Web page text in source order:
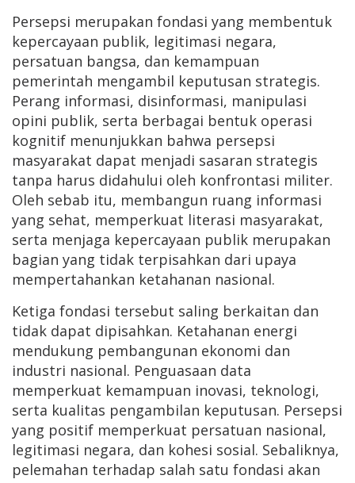
Persepsi merupakan fondasi yang membentuk
kepercayaan publik, legitimasi negara,
persatuan bangsa, dan kemampuan
pemerintah mengambil keputusan strategis.
Perang informasi, disinformasi, manipulasi
opini publik, serta berbagai bentuk operasi
kognitif menunjukkan bahwa persepsi
masyarakat dapat menjadi sasaran strategis
tanpa harus didahului oleh konfrontasi militer.
Oleh sebab itu, membangun ruang informasi
yang sehat, memperkuat literasi masyarakat,
serta menjaga kepercayaan publik merupakan
bagian yang tidak terpisahkan dari upaya
mempertahankan ketahanan nasional.
Ketiga fondasi tersebut saling berkaitan dan
tidak dapat dipisahkan. Ketahanan energi
mendukung pembangunan ekonomi dan
industri nasional. Penguasaan data
memperkuat kemampuan inovasi, teknologi,
serta kualitas pengambilan keputusan. Persepsi
yang positif memperkuat persatuan nasional,
legitimasi negara, dan kohesi sosial. Sebaliknya,
pelemahan terhadap salah satu fondasi akan